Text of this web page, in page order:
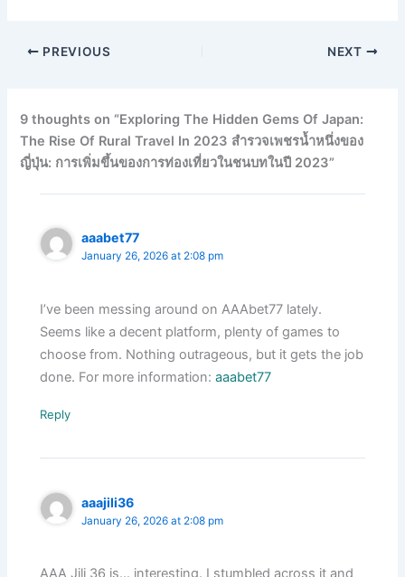
PREVIOUS NEXT
9 thoughts on “Exploring The Hidden Gems Of Japan:
The Rise Of Rural Travel In 2023 สำรวจเพชรน้ำหนึ่งของ
ญี่ปุ่น: การเพิ่มขึ้นของการท่องเที่ยวในชนบทในปี 2023”
aaabet77
January 26, 2026 at 2:08 pm
I’ve been messing around on AAAbet77 lately.
Seems like a decent platform, plenty of games to
choose from. Nothing outrageous, but it gets the job
done. For more information:aaabet77
Reply
aaajili36
January 26, 2026 at 2:08 pm
AAA Jili 36 is… interesting. I stumbled across it and